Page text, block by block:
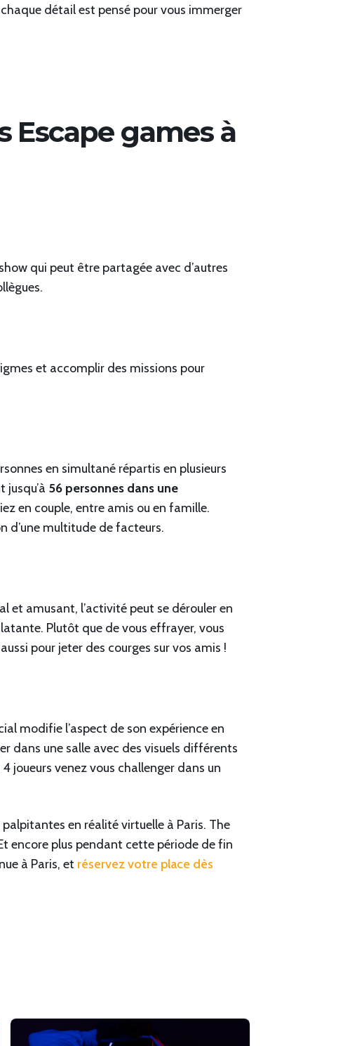
détail est pensé pour vous immerger
games à
qui peut être partagée avec d’autres
et accomplir des missions pour
en simultané répartis en plusieurs
56 personnes dans une
en couple, entre amis ou en famille.
d’une multitude de facteurs.
et amusant, l’activité peut se dérouler en
Plutôt que de vous effrayer, vous
pour jeter des courges sur vos amis !
modifie l’aspect de son expérience en
dans une salle avec des visuels différents
joueurs venez vous challenger dans un
en réalité virtuelle à Paris. The
encore plus pendant cette période de fin
à Paris, et réservez votre place dès